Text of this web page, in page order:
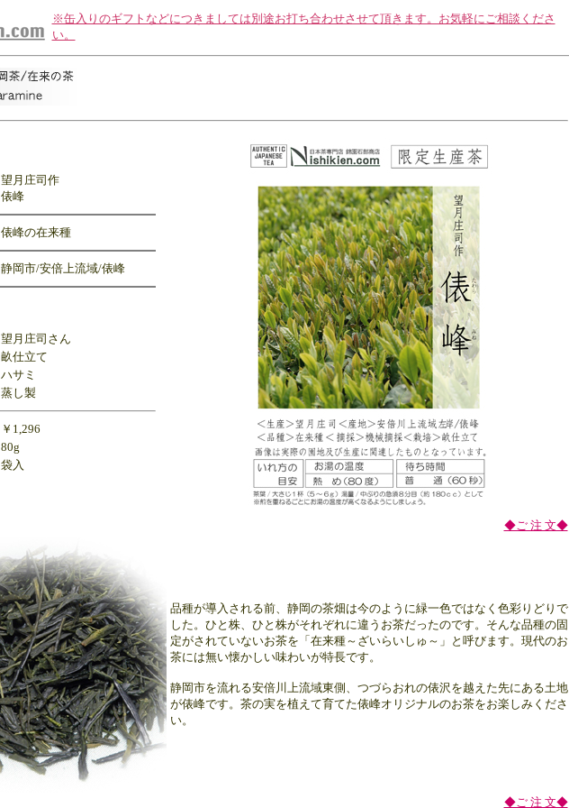
※缶入りのギフトなどにつきましては別途お打ち合わせさせて頂きます。お気軽にご相談くださ
い。
望月庄司作
俵峰
俵峰の在来種
静岡市/安倍上流域/俵峰
望月庄司さん
畝仕立て
ハサミ
蒸し製
￥1,296
80g
袋入
◆ご 注 文◆
品種が導入される前、静岡の茶畑は今のように緑一色ではなく色彩りどりで
した。ひと株、ひと株がそれぞれに違うお茶だったのです。そんな品種の固
定がされていないお茶を「在来種～ざいらいしゅ～」と呼びます。現代のお
茶には無い懐かしい味わいが特長です。
静岡市を流れる安倍川上流域東側、つづらおれの俵沢を越えた先にある土地
が俵峰です。茶の実を植えて育てた俵峰オリジナルのお茶をお楽しみくださ
い。
◆ご 注 文◆